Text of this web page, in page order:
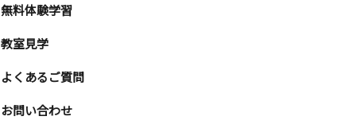
無料体験学習
教室見学
よくあるご質問
お問い合わせ